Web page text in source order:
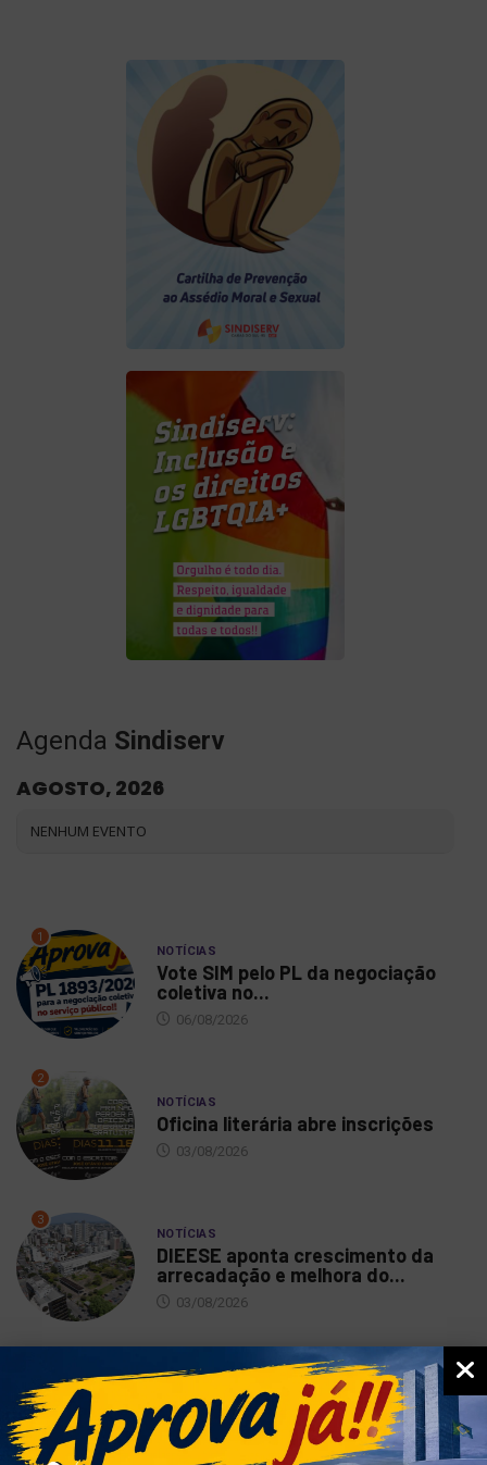
Agenda Sindiserv
AGOSTO, 2026
NENHUM EVENTO
1
NOTÍCIAS
Vote SIM pelo PL da negociação
coletiva no...
06/08/2026
2
NOTÍCIAS
Oficina literária abre inscrições
03/08/2026
3
NOTÍCIAS
DIEESE aponta crescimento da
arrecadação e melhora do...
03/08/2026
NOTÍCIAS
Festa dos servidores: vamos
comemorar juntos o nosso...
03/08/2026